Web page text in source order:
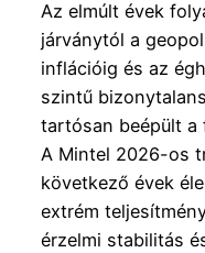
Az elmúlt évek
járványtól a
inflációig és az
szintű
tartósan beépült a
A Mintel 2026-os
következő évek
extrém
érzelmi stabilitás